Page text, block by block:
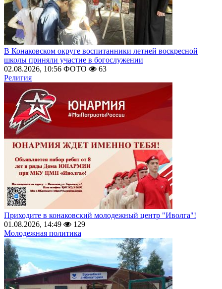
В Конаковском округе воспитанники летней воскресной
школы приняли участие в богослужении
02.08.2026, 10:56 ФОТО
63
Религия
Приходите в конаковский молодежный центр "Иволга"!
01.08.2026, 14:49
129
Молодежная политика